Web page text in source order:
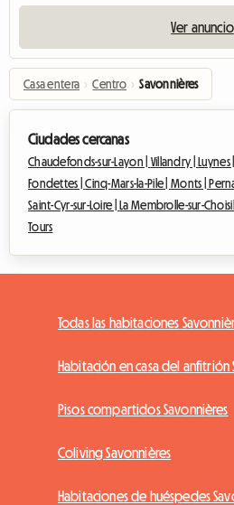
Ver anuncio
Casa entera › Centro › Savonnières
Ciudades cercanas
Chaudefonds-sur-Layon | Villandry | Luynes |
Fondettes |Cinq-Mars-la-Pile | Monts |
Saint-Cyr-sur-Loire |
La Membrolle-sur-
Tours
Todas las habitaciones
Habitación en casa del anfitrión
Pisos compartidos Savonnières
Coliving Savonnières
Habitaciones de huéspedes